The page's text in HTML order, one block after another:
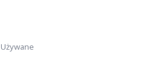
Używane